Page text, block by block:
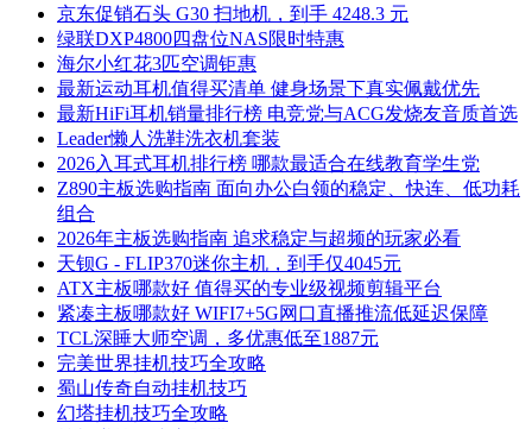
京东促销石头 G30 扫地机，到手 4248.3 元
绿联DXP4800四盘位NAS限时特惠
海尔小红花3匹空调钜惠
最新运动耳机值得买清单 健身场景下真实佩戴优先
最新HiFi耳机销量排行榜 电竞党与ACG发烧友音质首选
Leader懒人洗鞋洗衣机套装
2026入耳式耳机排行榜 哪款最适合在线教育学生党
Z890主板选购指南 面向办公白领的稳定、快连、低功耗
组合
2026年主板选购指南 追求稳定与超频的玩家必看
天钡G - FLIP370迷你主机，到手仅4045元
ATX主板哪款好 值得买的专业级视频剪辑平台
紧凑主板哪款好 WIFI7+5G网口直播推流低延迟保障
TCL深睡大师空调，多优惠低至1887元
完美世界挂机技巧全攻略
蜀山传奇自动挂机技巧
幻塔挂机技巧全攻略